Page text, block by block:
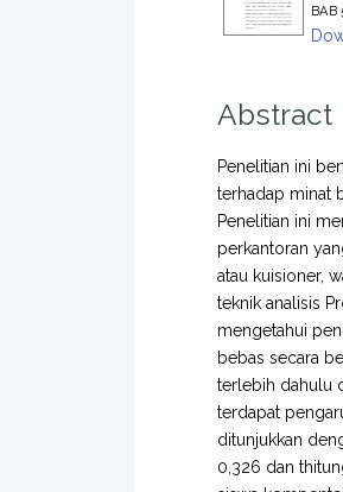
BAB
Abstract
Penelitian ini
terhadap minat
Penelitian ini
perkantoran
atau kuisioner,
teknik analisis
mengetahui
bebas secara
terlebih dahulu
terdapat
ditunjukkan
0,326 dan